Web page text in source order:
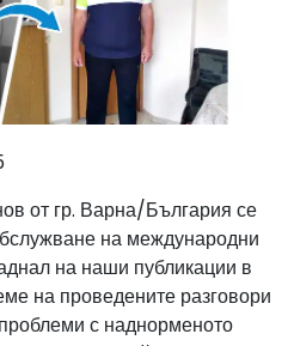
от гр. Варна/България се
на международни
на наши публикации в
на проведените разговори
с наднорменото